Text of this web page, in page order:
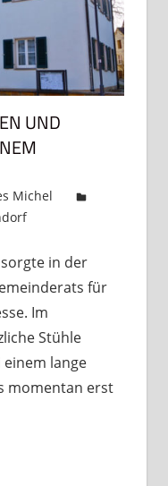
UND
Michel
in der
für
Im
Stühle
lange
momentan erst